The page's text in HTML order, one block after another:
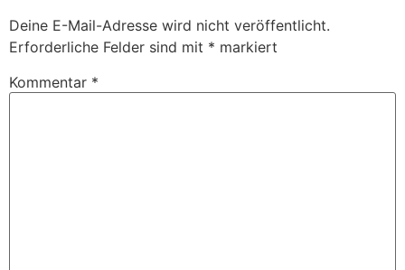
Deine E-Mail-Adresse wird nicht veröffentlicht.
Erforderliche Felder sind mit * markiert
Kommentar *